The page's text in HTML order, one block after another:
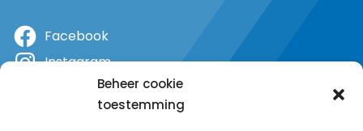
Beheer cookie
toestemming
Facebook
Instagram
YouTube